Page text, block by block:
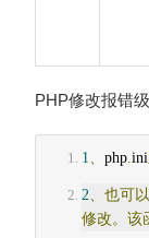
PHP修改报错
1 php. ini
2 、也可
修改。该